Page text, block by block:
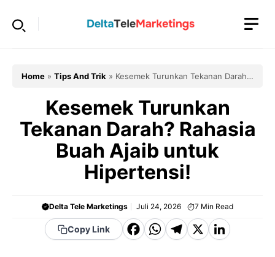
Home » Tips And Trik » Kesemek Turunkan Tekanan Darah?
Kesemek Turunkan
Tekanan Darah? Rahasia
Buah Ajaib untuk
Hipertensi!
Delta Tele Marketings Juli 24, 2026 7 Min Read
Copy Link
F WT X Li